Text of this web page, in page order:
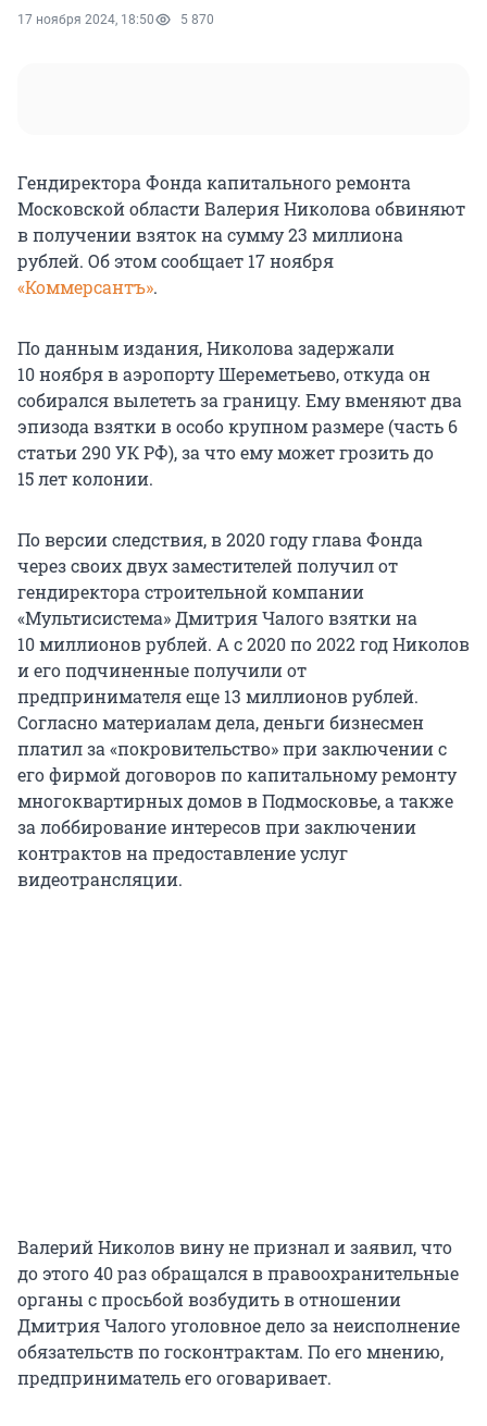
17 ноября 2024, 18:50 5 870
Гендиректора Фонда капитального ремонта
Московской области Валерия Николова обвиняют
в получении взяток на сумму 23 миллиона
рублей. Об этом сообщает 17 ноября
«Коммерсантъ».
По данным издания, Николова задержали
10 ноября в аэропорту Шереметьево, откуда он
собирался вылететь за границу. Ему вменяют два
эпизода взятки в особо крупном размере (часть 6
статьи 290 УК РФ), за что ему может грозить до
15 лет колонии.
По версии следствия, в 2020 году глава Фонда
через своих двух заместителей получил от
гендиректора строительной компании
«Мультисистема» Дмитрия Чалого взятки на
10 миллионов рублей. А с 2020 по 2022 год Николов
и его подчиненные получили от
предпринимателя еще 13 миллионов рублей.
Согласно материалам дела, деньги бизнесмен
платил за «покровительство» при заключении с
его фирмой договоров по капитальному ремонту
многоквартирных домов в Подмосковье, а также
за лоббирование интересов при заключении
контрактов на предоставление услуг
видеотрансляции.
Валерий Николов вину не признал и заявил, что
до этого 40 раз обращался в правоохранительные
органы с просьбой возбудить в отношении
Дмитрия Чалого уголовное дело за неисполнение
обязательств по госконтрактам. По его мнению,
предприниматель его оговаривает.